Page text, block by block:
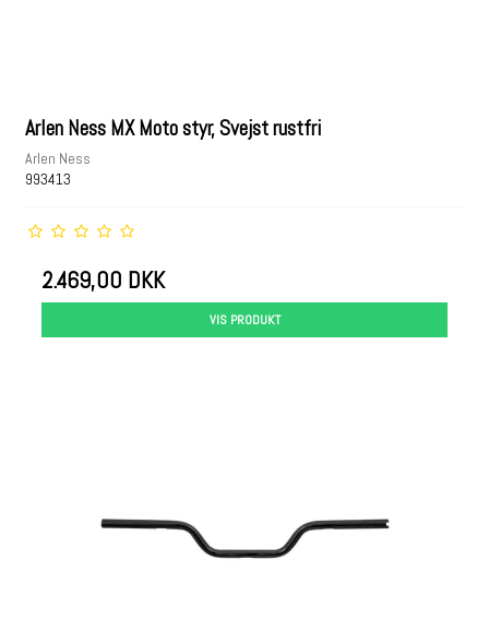
Arlen Ness MX Moto styr, Svejst rustfri
Arlen Ness
993413
2.469,00 DKK
VIS PRODUKT